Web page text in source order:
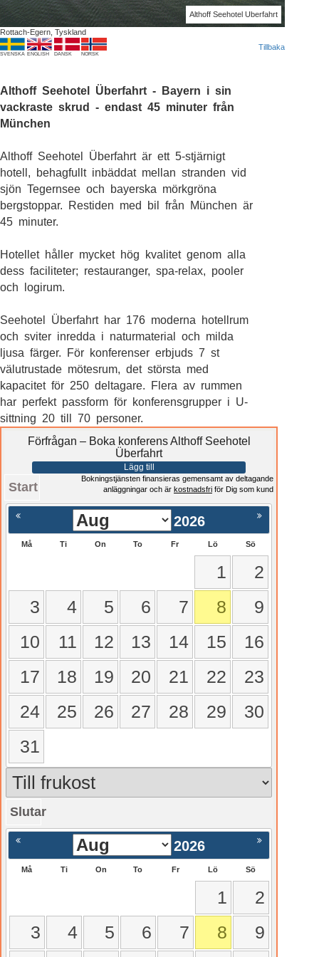
Althoff Seehotel Uberfahrt
Rottach-Egern, Tyskland
SVENSKA ENGLISH DANSK NORSK
Tillbaka
Althoff Seehotel Überfahrt - Bayern i sin
vackraste skrud - endast 45 minuter från
München
Althoff Seehotel Überfahrt är ett 5-stjärnigt
hotell, behagfullt inbäddat mellan stranden vid
sjön Tegernsee och bayerska mörkgröna
bergstoppar. Restiden med bil från München är
45 minuter.
Hotellet håller mycket hög kvalitet genom alla
dess faciliteter; restauranger, spa-relax, pooler
och logirum.
Seehotel Überfahrt har 176 moderna hotellrum
och sviter inredda i naturmaterial och milda
ljusa färger. För konferenser erbjuds 7 st
välutrustade mötesrum, det största med
kapacitet för 250 deltagare. Flera av rummen
har perfekt passform för konferensgrupper i U-
sittning 20 till 70 personer.
Förfrågan – Boka konferens Althoff Seehotel
Überfahrt
Lägg till
Start
Bokningstjänsten finansieras gemensamt av deltagande
anläggningar och är kostnadsfri för Dig som kund
2026
Må Ti On To Fr Lö Sö
1
2
3
4 5 6 7 8
9
10
11 12 13 14 15
16
17
18 19 20 21 22
23
24
25 26 27 28 29
30
31
Slutar
Nästa >
2026
Må Ti On To Fr Lö Sö
1
2
3
4 5 6 7 8 9